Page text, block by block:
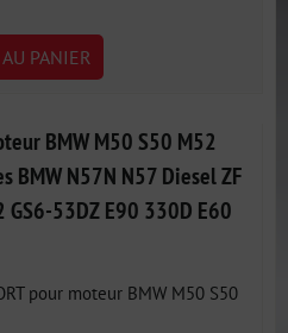
PANIER
BMW M50 S50 M52
BMW N57N N57 Diesel ZF
53DZ E90 330D E60
pour moteur BMW M50 S50